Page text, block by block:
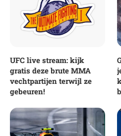
UFC live stream: kijk
gratis deze brute MMA
vechtpartijen terwijl ze
gebeuren!